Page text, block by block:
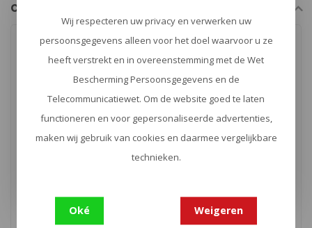
Combi deals
Gloves & Holder -10%
€47,85
Wij respecteren uw privacy en verwerken uw
persoonsgegevens alleen voor het doel waarvoor u ze
heeft verstrekt en in overeenstemming met de Wet
Bescherming Persoonsgegevens en de
Telecommunicatiewet. Om de website goed te laten
functioneren en voor gepersonaliseerde advertenties,
maken wij gebruik van cookies en daarmee vergelijkbare
technieken.
Oké Weigeren